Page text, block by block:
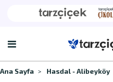
Ana Sayfa Hasdal - Alibeyköy